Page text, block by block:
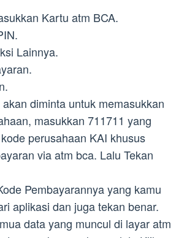
Kartu atm BCA.
Lainnya.
diminta untuk memasukkan
masukkan 711711 yang
perusahaan KAI khusus
via atm bca. Lalu Tekan
Pembayarannya yang kamu
aplikasi dan juga tekan benar.
data yang muncul di layar atm